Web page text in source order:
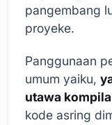
pangembang
proyeke.
Panggunaan
umum yaiku,
utawa
kode asring